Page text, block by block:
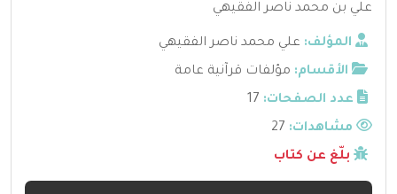
علي بن محمد ناصر الفقيهي
المؤلف: علي محمد ناصر الفقيهي
الأقسام: مؤلفات قرآنية عامة
عدد الصفحات: 17
مشاهدات:
بلّغ عن كتاب